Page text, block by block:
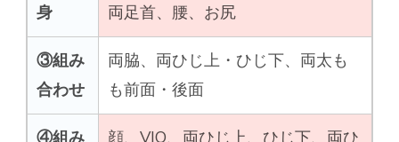
身
両足首、腰、お尻
③組み
合わせ
両脇、両ひじ上・ひじ下、両太も
も前面・後面